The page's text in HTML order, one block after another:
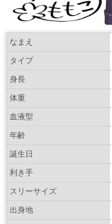
なまえ
タイプ
身長
体重
血液型
年齢
誕生日
利き手
スリーサイズ
出身地